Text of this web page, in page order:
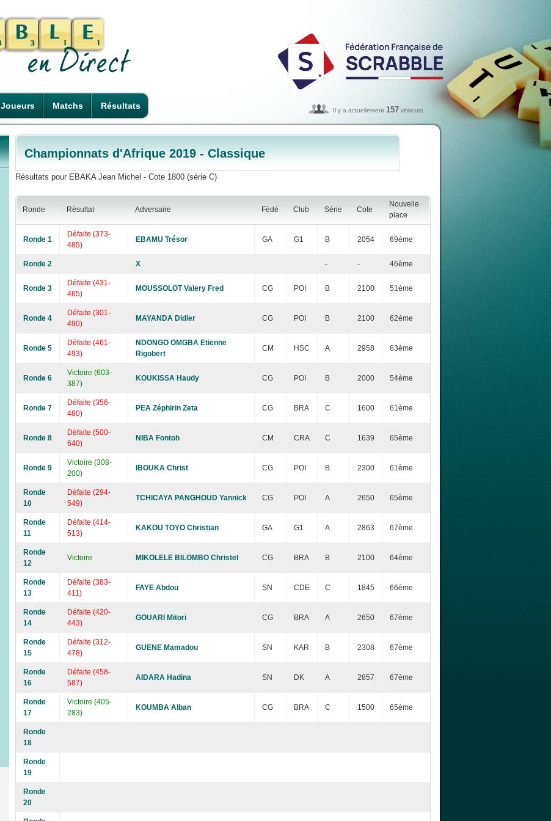
Joueurs Matchs Résultats Il y a actuellement 157 visiteurs
Championnats d'Afrique 2019 - Classique
Résultats pour EBAKA Jean Michel - Cote 1800 (série C)
Ronde Résultat Adversaire Fédé Club Série Cote
Nouvelle
place
Ronde 1
Défaite (373-
485)
EBAMU Trésor GA G1 B 2054 69ème
Ronde 2 X - - 46ème
Ronde 3
Défaite (431-
465)
MOUSSOLOT Valery Fred CG POI B 2100 51ème
Ronde 4
Défaite (301-
490)
MAYANDA Didier CG POI B 2100 62ème
Ronde 5
Défaite (461-
493)
NDONGO OMGBA Etienne
Rigobert
CM HSC A 2958 63ème
Ronde 6
Victoire (603-
387)
KOUKISSA Haudy CG POI B 2000 54ème
Ronde 7
Défaite (356-
480)
PEA Zéphirin Zeta CG BRA C 1600 61ème
Ronde 8
Défaite (500-
640)
NIBA Fontoh CM CRA C 1639 65ème
Ronde 9
Victoire (308-
200)
IBOUKA Christ CG POI B 2300 61ème
Ronde
10
Défaite (294-
549)
TCHICAYA PANGHOUD Yannick CG POI A 2650 65ème
Ronde
11
Défaite (414-
513)
KAKOU TOYO Christian GA G1 A 2863 67ème
Ronde
12
Victoire MIKOLELE BILOMBO Christel CG BRA B 2100 64ème
Ronde
13
Défaite (383-
411)
FAYE Abdou SN CDE C 1845 66ème
Ronde
14
Défaite (420-
443)
GOUARI Mitori CG BRA A 2650 67ème
Ronde
15
Défaite (312-
478)
GUENE Mamadou SN KAR B 2308 67ème
Ronde
16
Défaite (458-
587)
AIDARA Hadina SN DK A 2857 67ème
Ronde
17
Victoire (405-
283)
KOUMBA Alban CG BRA C 1500 65ème
Ronde
18
Ronde
19
Ronde
20